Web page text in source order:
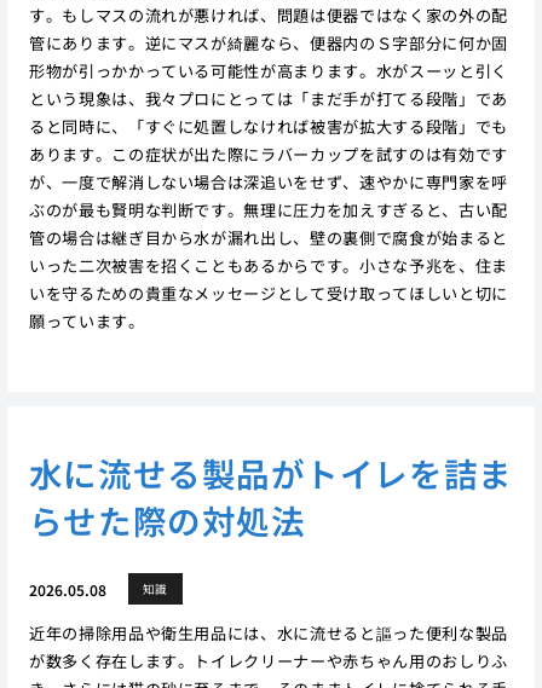
す。もしマスの流れが悪ければ、問題は便器ではなく家の外の配
管にあります。逆にマスが綺麗なら、便器内のＳ字部分に何か固
形物が引っかかっている可能性が高まります。水がスーッと引く
という現象は、我々プロにとっては「まだ手が打てる段階」であ
ると同時に、「すぐに処置しなければ被害が拡大する段階」でも
あります。この症状が出た際にラバーカップを試すのは有効です
が、一度で解消しない場合は深追いをせず、速やかに専門家を呼
ぶのが最も賢明な判断です。無理に圧力を加えすぎると、古い配
管の場合は継ぎ目から水が漏れ出し、壁の裏側で腐食が始まると
いった二次被害を招くこともあるからです。小さな予兆を、住ま
いを守るための貴重なメッセージとして受け取ってほしいと切に
願っています。
水に流せる製品がトイレを詰ま
らせた際の対処法
2026.05.08 知識
近年の掃除用品や衛生用品には、水に流せると謳った便利な製品
が数多く存在します。トイレクリーナーや赤ちゃん用のおしりふ